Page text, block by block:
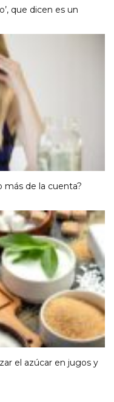
que dicen es un
más de la cuenta?
el azúcar en jugos y